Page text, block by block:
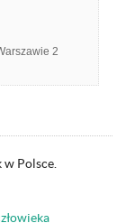
2
1
Polsce.